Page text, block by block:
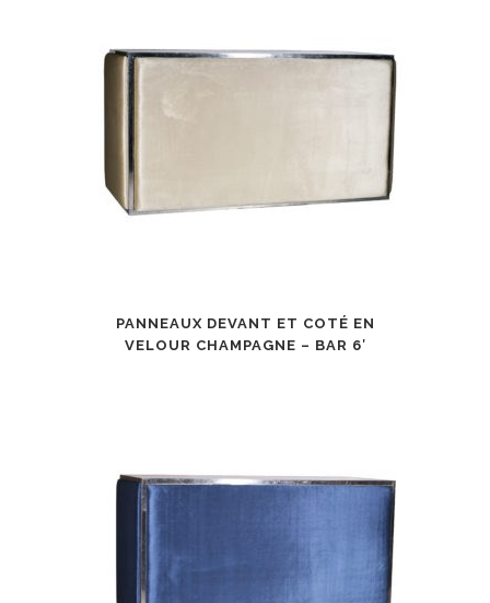
PANNEAUX DEVANT ET COTÉ EN
VELOUR CHAMPAGNE – BAR 6′